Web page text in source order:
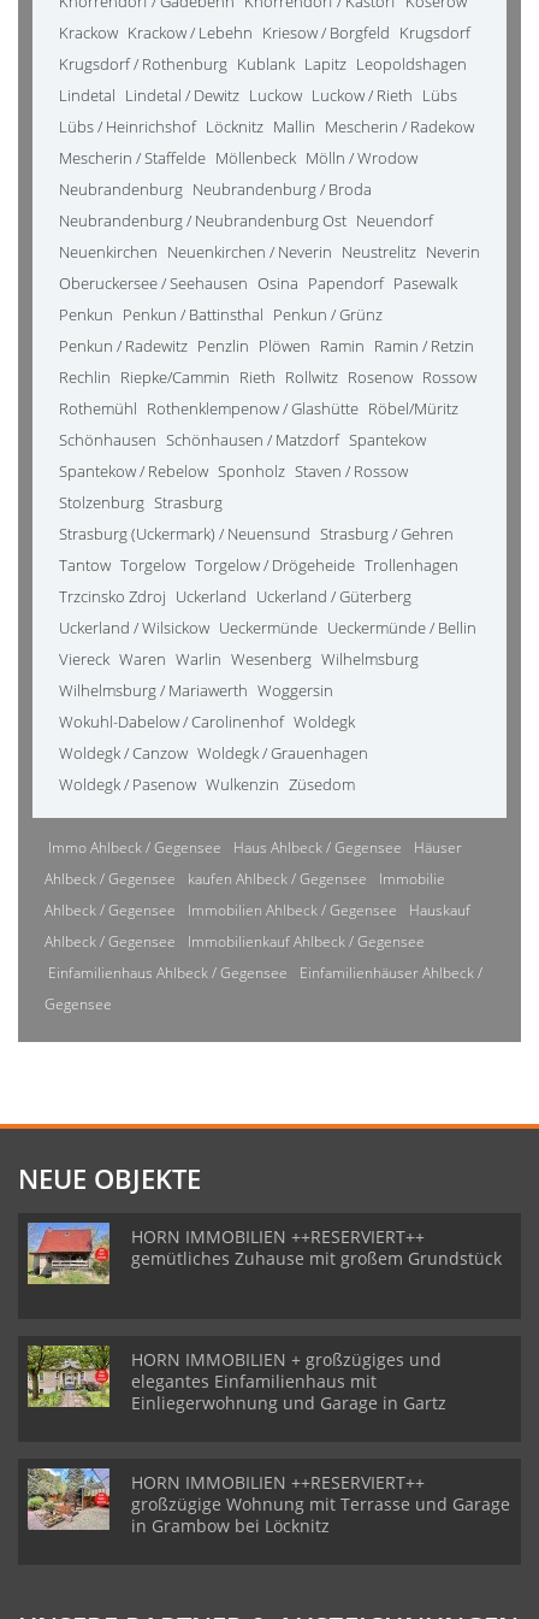
Krackow Krackow / Lebehn Kriesow / Borgfeld Krugsdorf
Krugsdorf / Rothenburg Kublank Lapitz Leopoldshagen
Lindetal Lindetal / Dewitz Luckow Luckow / Rieth Lübs
Lübs / Heinrichshof Löcknitz Mallin Mescherin / Radekow
Mescherin / Staffelde Möllenbeck Mölln / Wrodow
Neubrandenburg Neubrandenburg / Broda
Neubrandenburg / Neubrandenburg Ost Neuendorf
Neuenkirchen Neuenkirchen / Neverin Neustrelitz Neverin
Oberuckersee / Seehausen Osina Papendorf Pasewalk
Penkun Penkun / Battinsthal Penkun / Grünz
Penkun / Radewitz Penzlin Plöwen Ramin Ramin / Retzin
Rechlin Riepke/Cammin Rieth Rollwitz Rosenow Rossow
Rothemühl Rothenklempenow / Glashütte Röbel/Müritz
Schönhausen Schönhausen / Matzdorf Spantekow
Spantekow / Rebelow Sponholz Staven / Rossow
Stolzenburg Strasburg
Strasburg (Uckermark) / Neuensund Strasburg / Gehren
Tantow Torgelow Torgelow / Drögeheide Trollenhagen
Trzcinsko Zdroj Uckerland Uckerland / Güterberg
Uckerland / Wilsickow Ueckermünde Ueckermünde / Bellin
Viereck Waren Warlin Wesenberg Wilhelmsburg
Wilhelmsburg / Mariawerth Woggersin
Wokuhl-Dabelow / Carolinenhof Woldegk
Woldegk / Canzow Woldegk / Grauenhagen
Woldegk / Pasenow Wulkenzin Züsedom
Immo Ahlbeck / Gegensee Haus Ahlbeck / Gegensee
Häuser
Ahlbeck / Gegensee
kaufen Ahlbeck / Gegensee
Immobilie
Ahlbeck / Gegensee
Immobilien Ahlbeck / Gegensee
Hauskauf
Ahlbeck / Gegensee
Immobilienkauf Ahlbeck / Gegensee
Einfamilienhaus Ahlbeck / Gegensee
Einfamilienhäuser Ahlbeck /
Gegensee
NEUE OBJEKTE
HORN IMMOBILIEN ++RESERVIERT++
gemütliches Zuhause mit großem Grundstück
HORN IMMOBILIEN + großzügiges und
elegantes Einfamilienhaus mit
Einliegerwohnung und Garage in Gartz
HORN IMMOBILIEN ++RESERVIERT++
großzügige Wohnung mit Terrasse und Garage
in Grambow bei Löcknitz